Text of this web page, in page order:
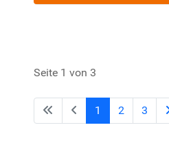
Seite 1 von 3
1 2 3